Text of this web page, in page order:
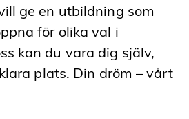
ge en utbildning som
för olika val i
kan du vara dig själv,
plats. Din dröm – vårt